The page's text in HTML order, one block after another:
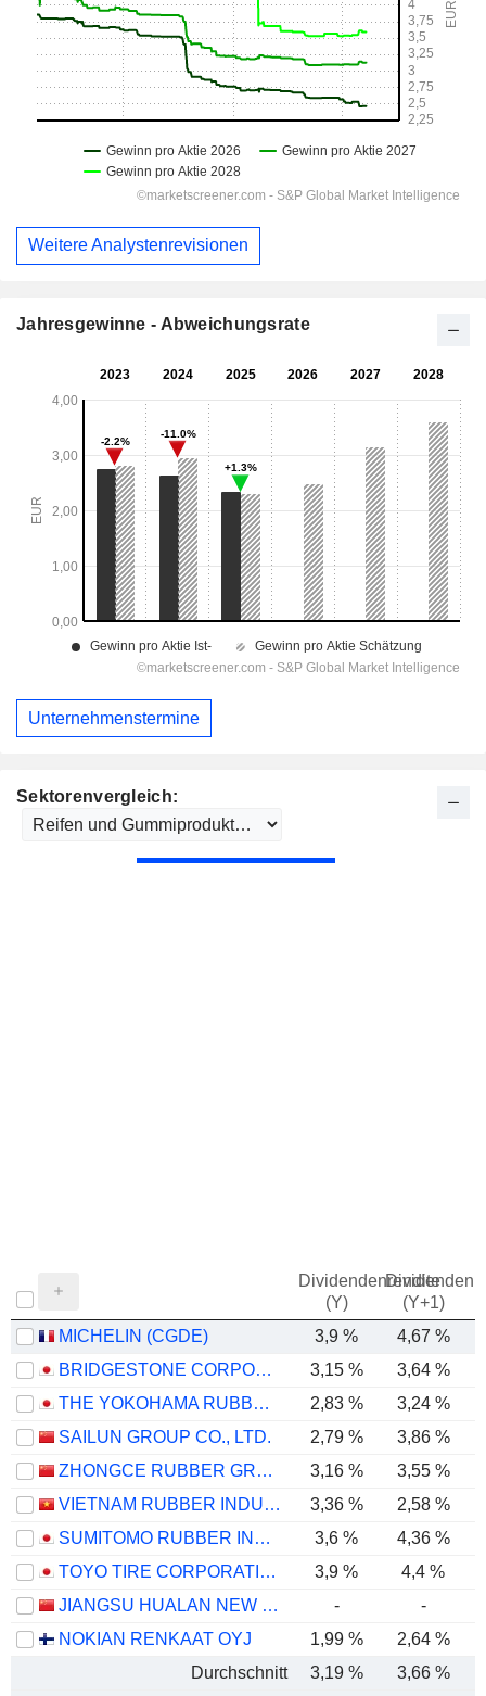
Sektorenvergleich:
Dividendenrendite
(Y)
(Y+1)
MICHELIN (CGDE) 3,9 % 4,67 %
BRIDGESTONE CORPORATION
3,15 % 3,64 %
THE YOKOHAMA RUBBER COMPANY, LIMITED
2,83 % 3,24 %
SAILUN GROUP CO., LTD.
2,79 % 3,86 %
ZHONGCE RUBBER GROUP CO., LTD.
3,16 %
3,55 %
VIETNAM RUBBER INDUSTRY GROUP -
3,36 % 2,58 %
SUMITOMO RUBBER INDUSTRIES, LTD.
3,6 % 4,36 %
TOYO TIRE CORPORATION
3,9 %
4,4 %
JIANGSU HUALAN NEW PHARMACEUTICAL MATERIAL CO.,LTD.
- -
NOKIAN RENKAAT OYJ
1,99 %
2,64 %
Durchschnitt
3,19 % 3,66 %
Weitere Analystenrevisionen
Jahresgewinne - Abweichungsrate
Unternehmenstermine